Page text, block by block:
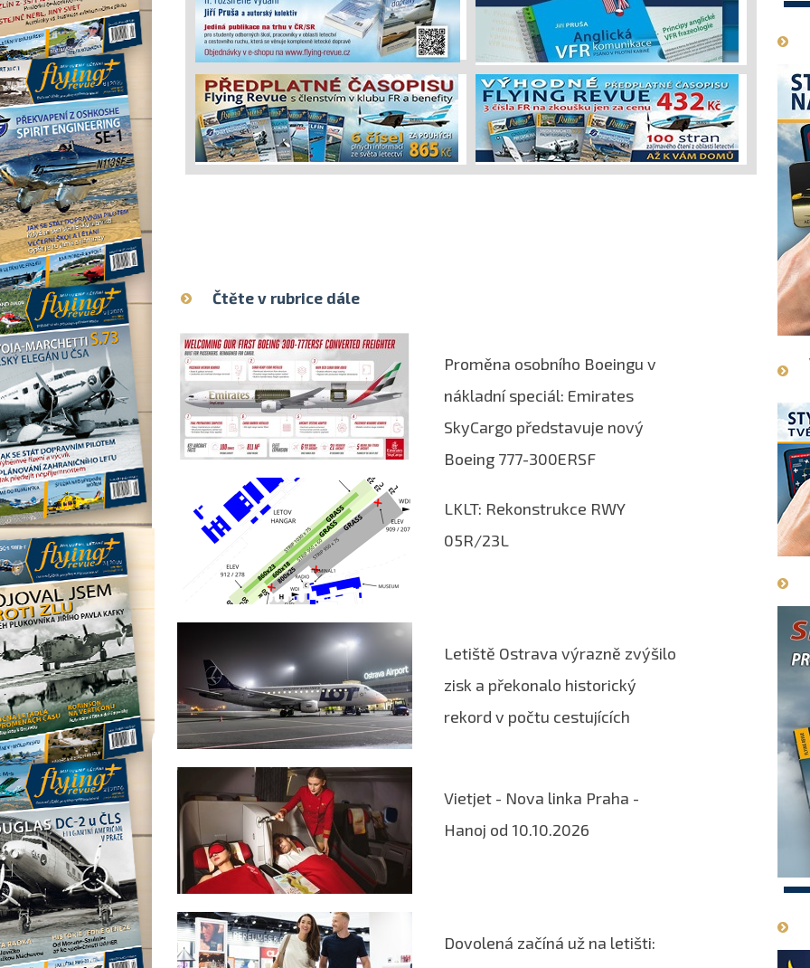
Čtěte v rubrice dále
Proměna osobního Boeingu v
nákladní speciál: Emirates
SkyCargo představuje nový
Boeing 777-300ERSF
LKLT: Rekonstrukce RWY
05R/23L
Letiště Ostrava výrazně zvýšilo
zisk a překonalo historický
rekord v počtu cestujících
Vietjet - Nova linka Praha -
Hanoj od 10.10.2026
Dovolená začíná už na letišti:
1
1